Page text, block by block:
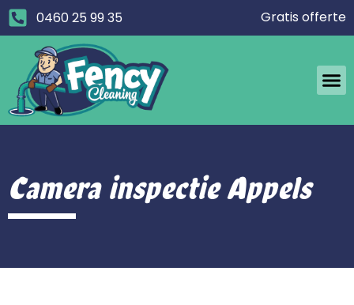
0460 25 99 35 Gratis offerte
Camera inspectie Appels